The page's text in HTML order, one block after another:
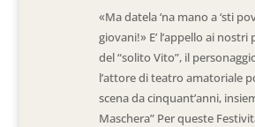
«Ma datela ‘na mano a ‘sti
giovani!» E’ l’appello ai nostri
del “solito Vito”, il
l’attore di teatro amatoriale
scena da cinquant’anni,
Maschera” Per queste